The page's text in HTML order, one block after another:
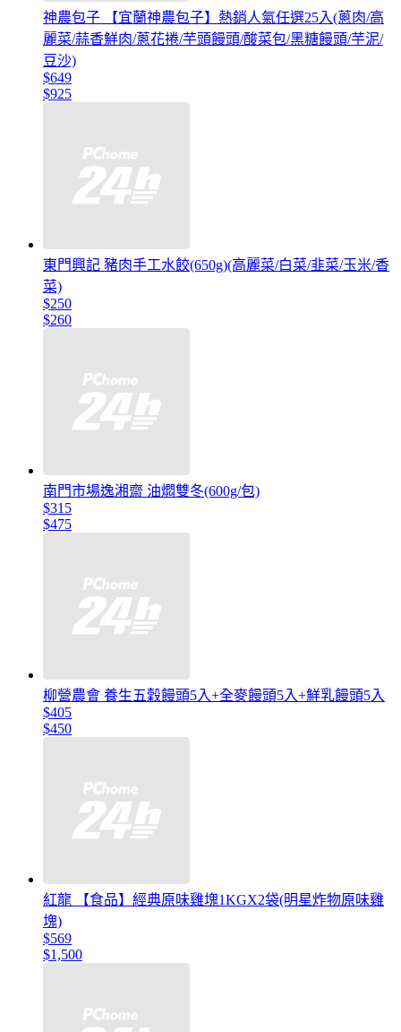
神農包子 【宜蘭神農包子】熱銷人氣任選25入(蔥肉/高
麗菜/蒜香鮮肉/蔥花捲/芋頭饅頭/酸菜包/黑糖饅頭/芋泥/
豆沙)
$649
$925
東門興記 豬肉手工水餃(650g)(高麗菜/白菜/韭菜/玉米/香
菜)
$250
$260
南門市場逸湘齋 油燜雙冬(600g/包)
$315
$475
柳營農會 養生五穀饅頭5入+全麥饅頭5入+鮮乳饅頭5入
$405
$450
紅龍 【食品】經典原味雞塊1KGX2袋(明星炸物原味雞
塊)
$569
$1,500